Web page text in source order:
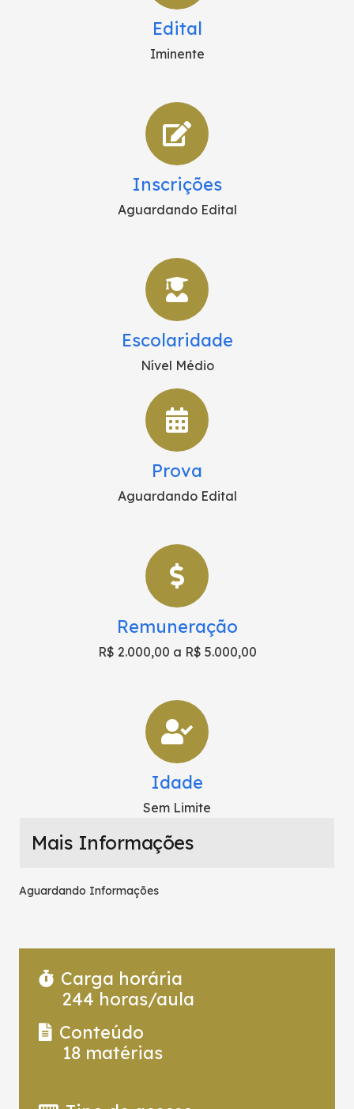
Edital
Iminente
Inscrições
Aguardando Edital
Escolaridade
Nível Médio
Prova
Aguardando Edital
Remuneração
R$ 2.000,00 a R$ 5.000,00
Idade
Sem Limite
Mais Informações
Aguardando Informações
Carga horária
244 horas/aula
Conteúdo
18 matérias